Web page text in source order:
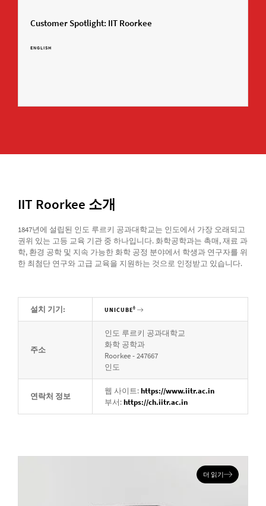
Customer Spotlight: IIT Roorkee
ENGLISH
IIT Roorkee 소개
1847년에 설립된 인도 루르키 공과대학교는 인도에서 가장 오래되고
권위 있는 고등 교육 기관 중 하나입니다. 화학공학과는 촉매, 재료 과
학, 환경 공학 및 지속 가능한 화학 공정 분야에서 학생과 연구자를 위
한 최첨단 연구와 고급 교육을 지원하는 것으로 인정받고 있습니다.
설치 기기: UNICUBE®
주소
인도 루르키 공과대학교
화학 공학과
Roorkee - 247667
인도
연락처 정보
웹 사이트:https://www.iitr.ac.in
부서:https://ch.iitr.ac.in
더 읽기